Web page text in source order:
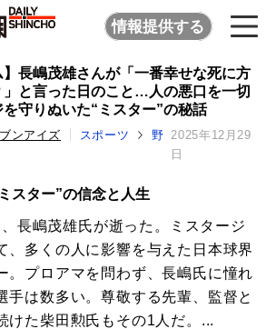
情報提供する
】長嶋茂雄さんが「一番幸せな死に方
」と言った日のこと…人の悪口を一切
守りぬいた“ミスター”の秘話
ンアイズ スポーツ
野 2025年12月29
日
スター”の信念と人生
長嶋茂雄氏が逝った。ミスタージ
、多くの人に影響を与えた日本球界
。プロアマを問わず、長嶋氏に憧れ
手は数多い。尊敬する先輩、監督と
けた柴田勲氏もその1人だ。...